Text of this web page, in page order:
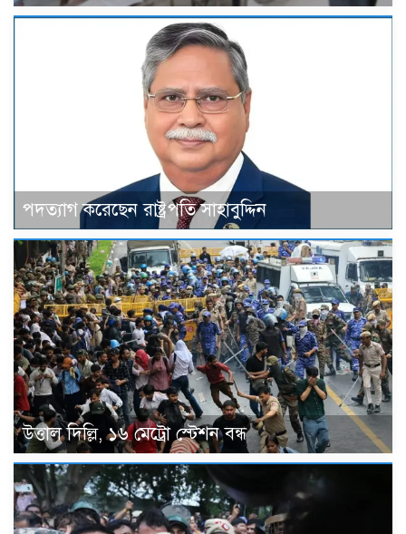
পদত্যাগ করেছেন রাষ্ট্রপতি সাহাবুদ্দিন
উত্তাল দিল্লি, ১৬ মেট্রো স্টেশন বন্ধ